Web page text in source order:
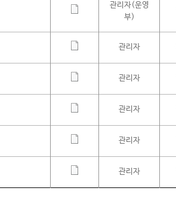
관리자(운영
부)
관리자
관리자
관리자
관리자
관리자